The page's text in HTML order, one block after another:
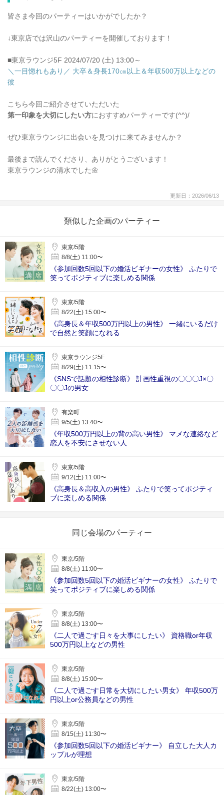
皆さま今回のパーティーはいかがでしたか？
↓東京店では沢山のパーティーを開催しております！
■東京ラウンジ5F 2024/07/20 (土) 13:00～
＼一目惚れもあり／ 大卒＆身長170㎝以上＆年収500万以上などの
彼
こちら今回ご紹介させていただいた
第一印象を大切にしたい方におすすめパーティーです(^^)/
ぜひ東京ラウンジに出会いを見つけに来てみませんか？
最後まで読んでくださり、ありがとうございます！
東京ラウンジの清水でした🌼
更新日：2026/06/13
類似した企画のパーティー
東京/5階
8/8(土) 11:00〜
《参加回数5回以下の婚活ビギナーの女性》 ふたりで
笑ってポジティブに楽しめる関係
東京/5階
8/22(土) 15:00〜
《高身長＆年収500万円以上の男性》 一緒にいるだけ
で自然と笑顔になれる
東京ラウンジ5F
8/29(土) 11:15〜
《SNSで話題の相性診断》 計画性重視の〇〇〇J×〇
〇〇Jの男女
有楽町
9/5(土) 13:40〜
《年収500万円以上の背の高い男性》 マメな連絡など
恋人を不安にさせない人
東京/5階
9/12(土) 11:00〜
《高身長＆高収入の男性》 ふたりで笑ってポジティ
ブに楽しめる関係
同じ会場のパーティー
東京/5階
8/8(土) 11:00〜
《参加回数5回以下の婚活ビギナーの女性》 ふたりで
笑ってポジティブに楽しめる関係
東京/5階
8/8(土) 13:00〜
《二人で過ごす日々を大事にしたい》 資格職or年収
500万円以上などの男性
東京/5階
8/8(土) 15:00〜
《二人で過ごす日常を大切にしたい男女》 年収500万
円以上or公務員などの男性
東京/5階
8/15(土) 11:30〜
《参加回数5回以下の婚活ビギナー》 自立した大人カ
ップルが理想
東京/5階
8/22(土) 13:00〜